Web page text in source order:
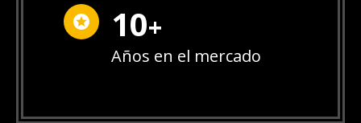
10+
Años en el mercado